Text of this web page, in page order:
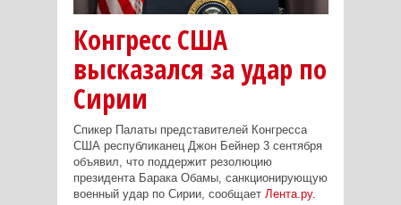
Конгресс США
высказался за удар по
Сирии
Спикер Палаты представителей Конгресса
США республиканец Джон Бейнер 3 сентября
объявил, что поддержит резолюцию
президента Барака Обамы, санкционирующую
военный удар по Сирии, сообщает Лента.ру.